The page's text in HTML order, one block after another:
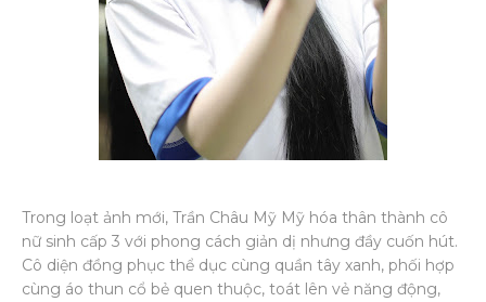
Trong loạt ảnh mới, Trần Châu Mỹ Mỹ hóa thân thành cô
nữ sinh cấp 3 với phong cách giản dị nhưng đầy cuốn hút.
Cô diện đồng phục thể dục cùng quần tây xanh, phối hợp
cùng áo thun cổ bẻ quen thuộc, toát lên vẻ năng động,